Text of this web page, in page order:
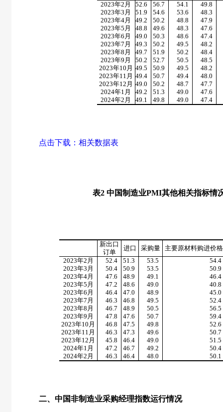
2023年2 月 52.6 56.7 54.1
49.8
2023年3 月 51.9 54.6 53.6
48.3
2023年4月 49.2 50.2 48.8
47.9
2023年5 月 48.8 49.6 48.3
47.6
2023年6 月 49.0 50.3 48.6
47.4
2023年7 月 49.3 50.2 49.5
48.2
2023年8 月 49.7 51.9 50.2
48.4
2023年9 月 50.2 52.7 50.5
48.5
2023年10 月 49.5 50.9 49.5
48.2
2023年11 月 49.4 50.7 49.4
48.0
2023年12 月 49.0 50.2 48.7
47.7
2024年1 月 49.2 51.3 49.0
47.6
2024年2 月 49.1 49.8 49.0 47.4
点击下载： 相关数据表
表2 中国制造业PMI其他相关指标情
新出口
订单
进口 采购量
主要原材料购进价格
2023年2 月 52.4 51.3 53.5
54.4
2023年3 月 50.4 50.9 53.5
50.9
2023年4月 47.6 48.9 49.1
46.4
2023年5 月 47.2 48.6 49.0
40.8
2023年6 月 46.4 47.0 48.9
45.0
2023年7 月 46.3 46.8 49.5
52.4
2023年8 月 46.7 48.9 50.5
56.5
2023年9 月 47.8 47.6 50.7
59.4
2023年10 月 46.8 47.5 49.8
52.6
2023年11 月 46.3 47.3 49.6
50.7
2023年12 月 45.8 46.4 49.0
51.5
2024年1 月 47.2 46.7 49.2
50.4
2024年2 月 46.3 46.4 48.0 50.1
二、中国非制造业采购经理指数运行情况